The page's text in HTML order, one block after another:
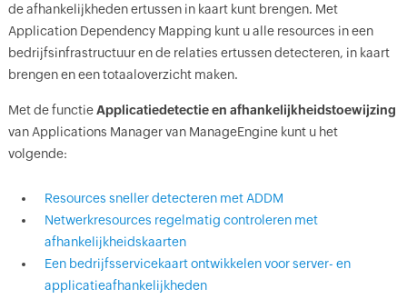
de afhankelijkheden ertussen in kaart kunt brengen. Met
Application Dependency Mapping kunt u alle resources in een
bedrijfsinfrastructuur en de relaties ertussen detecteren, in kaart
brengen en een totaaloverzicht maken.
Met de functieApplicatiedetectie en afhankelijkheidstoewijzing
van Applications Manager van ManageEngine kunt u het
volgende:
Resources sneller detecteren met ADDM
Netwerkresources regelmatig controleren met
afhankelijkheidskaarten
Een bedrijfsservicekaart ontwikkelen voor server- en
applicatieafhankelijkheden